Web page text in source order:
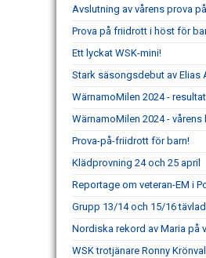
Avslutning av vårens prova på
Prova på friidrott i höst för
Ett lyckat WSK-mini!
Stark säsongsdebut av Elias
WärnamoMilen 2024 - resultat
WärnamoMilen 2024 -
Prova-på-friidrott för barn!
Klädprovning 24 och 25 april
Reportage om veteran-EM i
Grupp 13/14 och 15/16
Nordiska rekord av Maria på
WSK trotjänare Ronny